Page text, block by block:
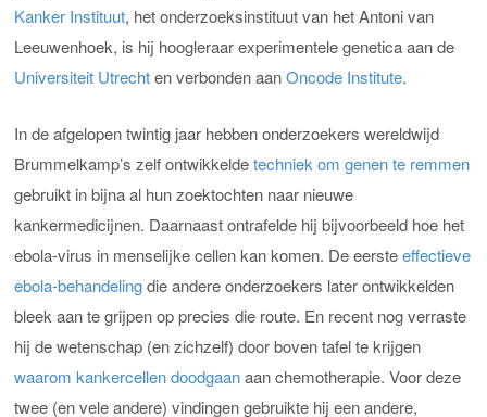
Kanker Instituut, het onderzoeksinstituut van het Antoni van
Leeuwenhoek, is hij hoogleraar experimentele genetica aan de
Universiteit Utrechten verbonden aanOncode Institute.
In de afgelopen twintig jaar hebben onderzoekers wereldwijd
Brummelkamp’s zelf ontwikkeldetechniek om genen te remmen
gebruikt in bijna al hun zoektochten naar nieuwe
kankermedicijnen. Daarnaast ontrafelde hij bijvoorbeeld hoe het
ebola-virus in menselijke cellen kan komen. De eersteeffectieve
ebola-behandelingdie andere onderzoekers later ontwikkelden
bleek aan te grijpen op precies die route. En recent nog verraste
hij de wetenschap (en zichzelf) door boven tafel te krijgen
waarom kankercellen doodgaanaan chemotherapie. Voor deze
twee (en vele andere) vindingen gebruikte hij een andere,